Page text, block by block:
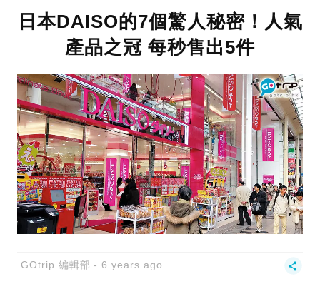
日本DAISO的7個驚人秘密！人氣
產品之冠 每秒售出5件
GOtrip 編輯部 6 years ago